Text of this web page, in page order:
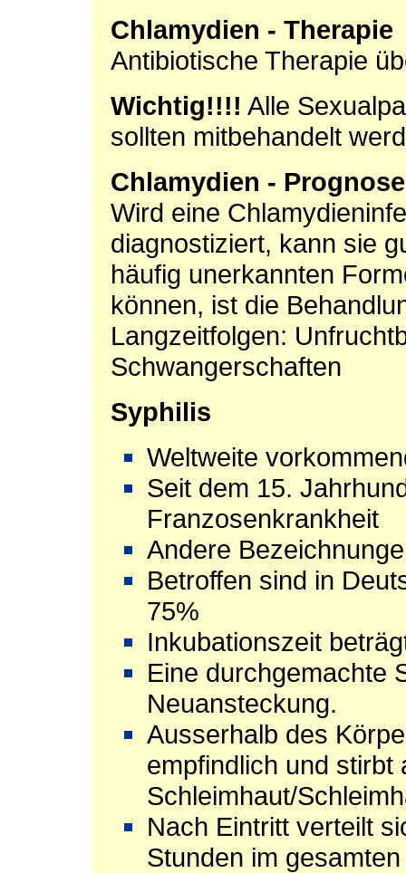
Chlamydien - Therapie
Antibiotische Therapie
Wichtig!!!! Alle
sollten mitbehandelt
Chlamydien - Prognose
Wird eine
diagnostiziert, kann sie
häufig unerkannten
können, ist die
Langzeitfolgen:
Schwangerschaften
Syphilis
Weltweite
Seit dem 15.
Franzosenkrankheit
Andere
Betroffen sind in
75%
Inkubationszeit
Eine durchgemachte
Neuansteckung.
Ausserhalb des
empfindlich und stirbt
Schleimhaut/
Nach Eintritt verteilt
Stunden im